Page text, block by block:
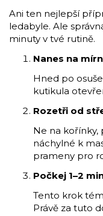
Ani ten nejlepší
ledabyle. Ale
minuty v tvé rutině.
Nanes na
Hned po
kutikula
Rozetři od
Ne na kořínky,
náchylné k
prameny pro
Počkej 1–2
Tento krok
Právě za tuto